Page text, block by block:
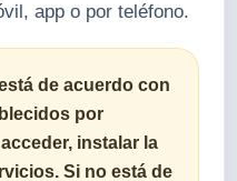
app o por teléfono.
de acuerdo con
por
instalar la
Si no está de